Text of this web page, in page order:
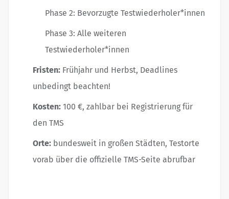
Phase 2: Bevorzugte Testwiederholer*innen
Phase 3: Alle weiteren
Testwiederholer*innen
Fristen: Frühjahr und Herbst, Deadlines
unbedingt beachten!
Kosten: 100 €, zahlbar bei Registrierung für
den TMS
Orte: bundesweit in großen Städten, Testorte
vorab über die offizielle TMS-Seite abrufbar